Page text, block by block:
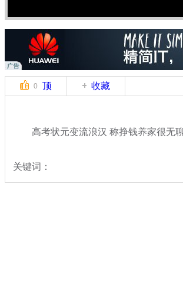
0 顶 收藏
高考状元变流浪汉 称挣钱养家很无
关键词：